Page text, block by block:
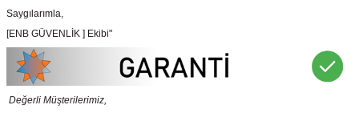
Saygılarımla,
[ENB GÜVENLİK ] Ekibi"
Değerli Müşterilerimiz,